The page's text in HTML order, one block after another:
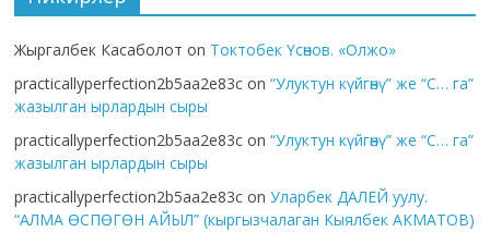
Жыргалбек Касаболот on Токтобек Үсөнов. «Олжо»
practicallyperfection2b5aa2e83c on“Улуктун күйгөнү” же “С… га”
жазылган ырлардын сыры
practicallyperfection2b5aa2e83c on“Улуктун күйгөнү” же “С… га”
жазылган ырлардын сыры
practicallyperfection2b5aa2e83c onУларбек ДАЛЕЙ уулу.
“АЛМА ӨСПӨГӨН АЙЫЛ” (кыргызчалаган Кыялбек АКМАТОВ)